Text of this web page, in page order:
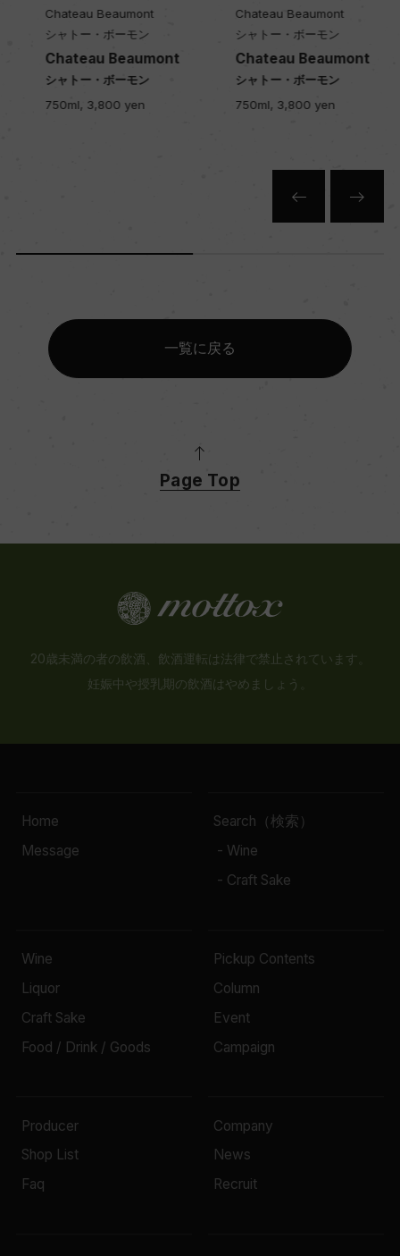
Chateau Beaumont
シャトー・ボーモン
Chateau Beaumont
シャトー・ボーモン
750ml, 3,800 yen
Chateau Beaumont
シャトー・ボーモン
Chateau Beaumont
シャトー・ボーモン
750ml, 3,800 yen
一覧に戻る
Page Top
20歳未満の者の飲酒、飲酒運転は法律で禁止されています。
妊娠中や授乳期の飲酒はやめましょう。
Home
Message
Search（検索）
- Wine
- Craft Sake
Wine
Liquor
Craft Sake
Food / Drink / Goods
Pickup Contents
Column
Event
Campaign
Producer
Shop List
Faq
Company
News
Recruit